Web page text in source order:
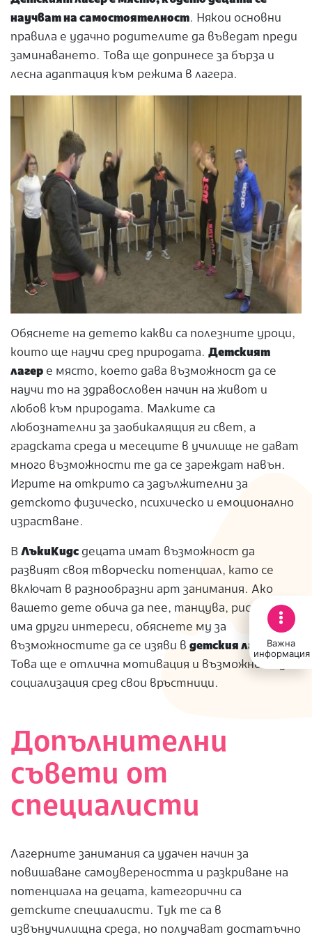
Важна
информация
научват на самостоятелност. Някои основни
правила е удачно родителите да въведат преди
заминаването. Това ще допринесе за бърза и
лесна адаптация към режима в лагера.
Обяснете на детето какви са полезните уроци,
които ще научи сред природата. Детският
лагер е място, което дава възможност да се
научи то на здравословен начин на живот и
любов към природата. Малките са
любознателни за заобикалящия ги свет, а
градската среда и месеците в училище не дават
много възможности те да се зареждат навън.
Игрите на открито са задължителни за
детското физическо, психическо и емоционално
израстване.
В ЛъкиКидс децата имат възможност да
развият своя творчески потенциал, като се
включат в разнообразни арт занимания. Ако
вашето дете обича да пее, танцува, рисува или
има други интереси, обяснете му за
възможностите да се изяви в детския лагер.
Това ще е отлична мотивация и възможност за
социализация сред свои връстници.
Допълнителни
съвети от
специалисти
Лагерните занимания са удачен начин за
повишаване самоувереността и разкриване на
потенциала на децата, категорични са
детските специалисти. Тук те са в
извънучилищна среда, но получават достатъчно